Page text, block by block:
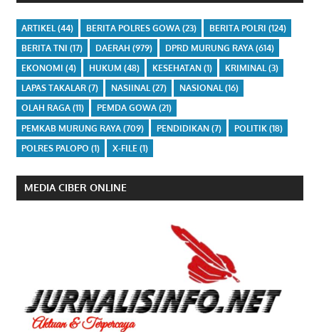
ARTIKEL (44) BERITA POLRES GOWA(23) BERITA POLRI (124)
BERITA TNI (17) DAERAH (979) DPRD MURUNG RAYA(614)
EKONOMI (4) HUKUM (48) KESEHATAN(1) KRIMINAL(3)
LAPAS TAKALAR(7) NASIINAL(27) NASIONAL(16)
OLAH RAGA(11) PEMDA GOWA(21)
PEMKAB MURUNG RAYA(709) PENDIDIKAN(7) POLITIK(18)
POLRES PALOPO (1) X-FILE (1)
MEDIA CIBER ONLINE